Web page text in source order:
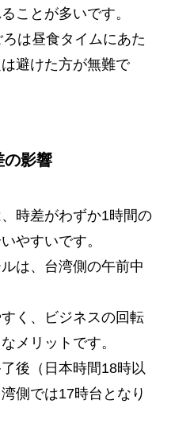
ことが多いです。
は昼食タイムにあた
避けた方が無難で
の影響
時差がわずか1時間の
やすいです。
は、台湾側の午前中
く、ビジネスの回転
メリットです。
後（日本時間18時以
側では17時台となり